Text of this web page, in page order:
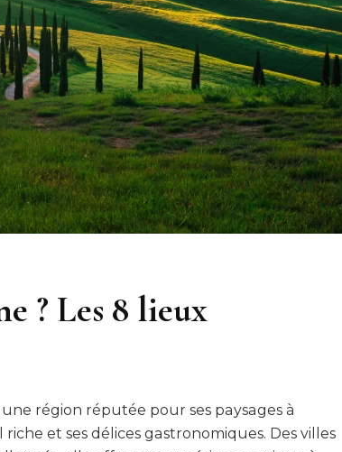
? Les 8 lieux
région réputée pour ses paysages à
et ses délices gastronomiques. Des villes